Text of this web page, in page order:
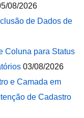
08/2026
de Dados de
Coluna para Status
03/08/2026
e Camada em
de Cadastro